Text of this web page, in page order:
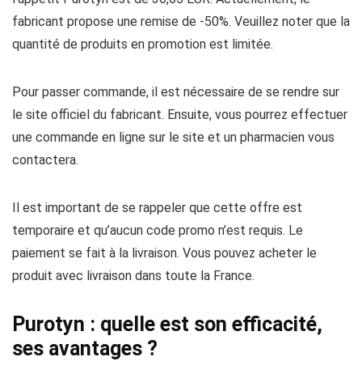
fabricant propose une remise de -50%. Veuillez noter que la
quantité de produits en promotion est limitée.
Pour passer commande, il est nécessaire de se rendre sur
le site officiel du fabricant. Ensuite, vous pourrez effectuer
une commande en ligne sur le site et un pharmacien vous
contactera.
Il est important de se rappeler que cette offre est
temporaire et qu’aucun code promo n’est requis. Le
paiement se fait à la livraison. Vous pouvez acheter le
produit avec livraison dans toute la France.
Purotyn : quelle est son efficacité,
ses avantages ?